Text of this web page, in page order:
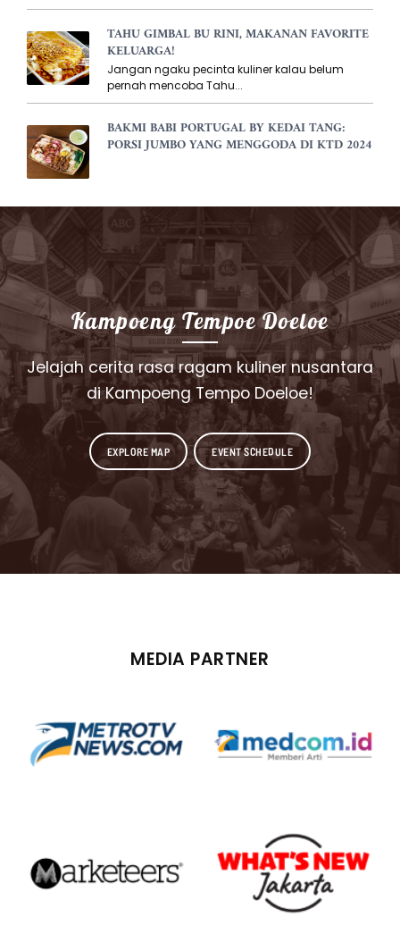
TAHU GIMBAL BU RINI, MAKANAN FAVORITE
KELUARGA!
Jangan ngaku pecinta kuliner kalau belum
pernah mencoba Tahu...
BAKMI BABI PORTUGAL BY KEDAI TANG:
PORSI JUMBO YANG MENGGODA DI KTD 2024
Kampoeng Tempoe Doeloe
Jelajah cerita rasa ragam kuliner nusantara
di Kampoeng Tempo Doeloe!
EXPLORE MAP EVENT SCHEDULE
MEDIA PARTNER